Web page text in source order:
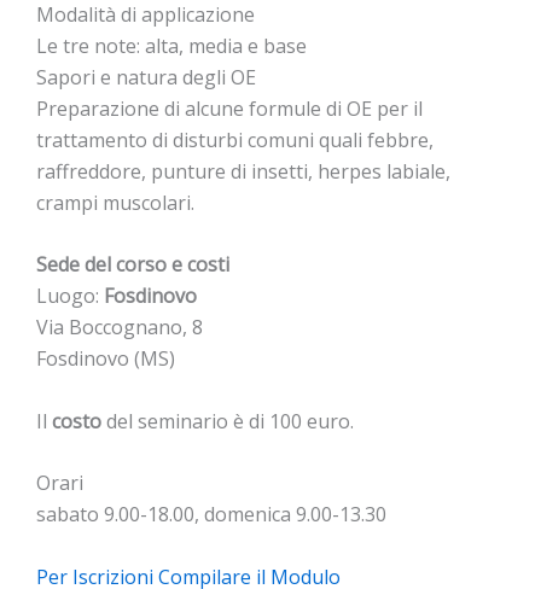
Modalità di applicazione
Le tre note: alta, media e base
Sapori e natura degli OE
Preparazione di alcune formule di OE per il
trattamento di disturbi comuni quali febbre,
raffreddore, punture di insetti, herpes labiale,
crampi muscolari.
Sede del corso e costi
Luogo: Fosdinovo
Via Boccognano, 8
Fosdinovo (MS)
Il costodel seminario è di 100 euro.
Orari
sabato 9.00-18.00, domenica 9.00-13.30
Per Iscrizioni Compilare il Modulo